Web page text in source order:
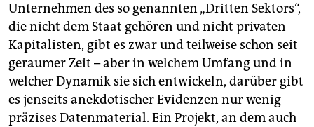
genossenschaft
epaper login
Unternehmen des so genannten „Dritten Sektors“,
die nicht dem Staat gehören und nicht privaten
Kapitalisten, gibt es zwar und teilweise schon seit
geraumer Zeit – aber in welchem Umfang und in
welcher Dynamik sie sich entwickeln, darüber gibt
es jenseits anekdotischer Evidenzen nur wenig
präzises Datenmaterial. Ein Projekt, an dem auch